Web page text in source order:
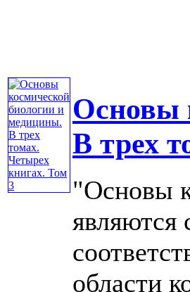
Основы
В трех
"Основы
области